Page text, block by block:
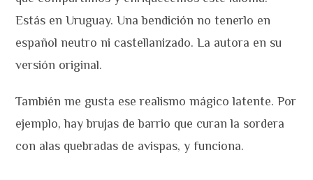
Estás en Uruguay. Una bendición no tenerlo en
español neutro ni castellanizado. La autora en su
versión original.
También me gusta ese realismo mágico latente. Por
ejemplo, hay brujas de barrio que curan la sordera
con alas quebradas de avispas, y funciona.